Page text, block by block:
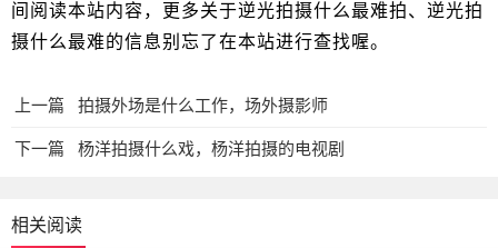
间阅读本站内容，更多关于逆光拍摄什么最难拍、逆光拍
摄什么最难的信息别忘了在本站进行查找喔。
上一篇 拍摄外场是什么工作，场外摄影师
下一篇 杨洋拍摄什么戏，杨洋拍摄的电视剧
相关阅读